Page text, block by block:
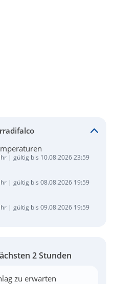
| gültig bis 10.08.2026 23:59
| gültig bis 08.08.2026 19:59
| gültig bis 09.08.2026 19:59
2 Stunden
zu erwarten